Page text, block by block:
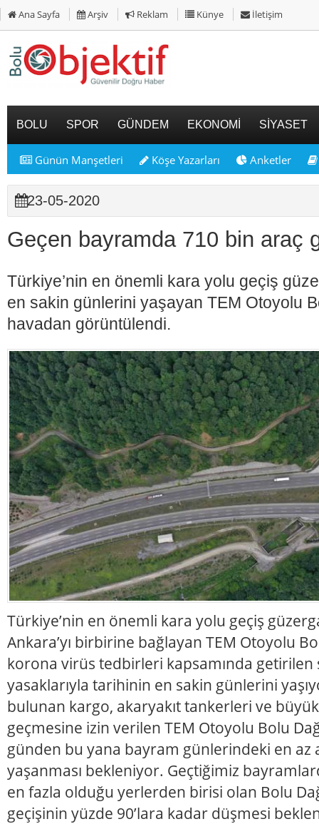
Ana Sayfa Arşiv Reklam Künye İletişim
BOLU SPOR GÜNDEM EKONOMİ SİYASET
Günün Manşetleri Köşe Yazarları Anketler
23-05-2020
Geçen bayramda 710 bin araç
Türkiye’nin en önemli kara yolu geçiş
en sakin günlerini yaşayan TEM Otoyolu
havadan görüntülendi.
Türkiye’nin en önemli kara yolu geçiş
Ankara’yı birbirine bağlayan TEM Otoyolu
korona virüs tedbirleri kapsamında getirilen
yasaklarıyla tarihinin en sakin günlerini
bulunan kargo, akaryakıt tankerleri ve
geçmesine izin verilen TEM Otoyolu Bolu
günden bu yana bayram günlerindeki en az
yaşanması bekleniyor. Geçtiğimiz
en fazla olduğu yerlerden birisi olan Bolu
geçişinin yüzde 90’lara kadar düşmesi